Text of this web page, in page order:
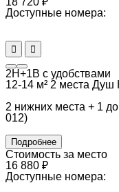
Доступные номера:
2Н+1В с удобствами
12-14 м² 2 места Душ
2 нижних места + 1
012)
Подробнее
Стоимость за место
16 880 ₽
Доступные номера: